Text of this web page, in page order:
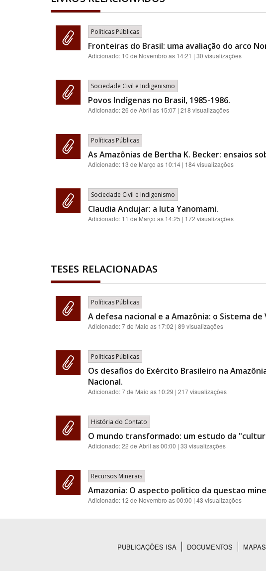
Políticas Públicas
Fronteiras do Brasil: uma avaliação do arco
Adicionado: 10 de Novembro as 14:21 | 30 visualizações
Sociedade Civil e Indigenismo
Povos Indígenas no Brasil, 1985-1986.
Adicionado:26 de Abril as 15:07 | 218 visualizações
Políticas Públicas
As Amazônias de Bertha K. Becker: ensaios
Adicionado: 13 de Março as 10:14 | 184 visualizações
Sociedade Civil e Indigenismo
Claudia Andujar: a luta Yanomami.
Adicionado: 11 de Março as 14:25 | 172 visualizações
TESES RELACIONADAS
Políticas Públicas
A defesa nacional e a Amazônia: o Sistema de
Adicionado:7 de Maio as 17:02 | 89 visualizações
Políticas Públicas
Os desafios do Exército Brasileiro na
Nacional.
Adicionado:7 de Maio as 10:29 | 217 visualizações
História do Contato
O mundo transformado: um estudo da
Adicionado:22 de Abril as 00:00 | 33 visualizações
Recursos Minerais
Amazonia: O aspecto politico da questao
Adicionado: 12 de Novembro as 00:00 | 43 visualizações
PUBLICAÇÕES ISA DOCUMENTOS